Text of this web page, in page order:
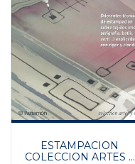
ESTAMPACION
COLECCION ARTES Y